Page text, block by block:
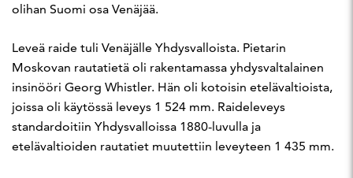
olihan Suomi osa Venäjää.
Leveä raide tuli Venäjälle Yhdysvalloista. Pietarin
Moskovan rautatietä oli rakentamassa yhdysvaltalainen
insinööri Georg Whistler. Hän oli kotoisin etelävaltioista,
joissa oli käytössä leveys 1 524 mm. Raideleveys
standardoitiin Yhdysvalloissa 1880-luvulla ja
etelävaltioiden rautatiet muutettiin leveyteen 1 435 mm.